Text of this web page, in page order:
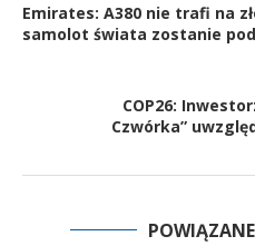
Emirates: A380 nie trafi na
samolot świata zostanie
COP26:
Czwórka”